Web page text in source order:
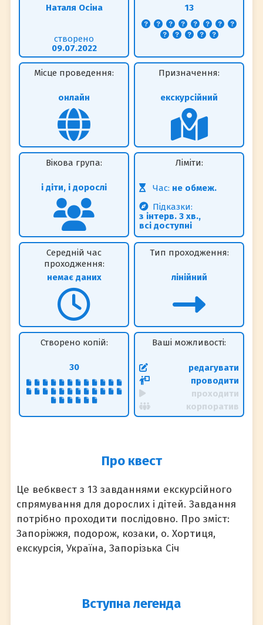
Наталя Осіна
створено
09.07.2022
13
Місце проведення:
онлайн
Призначення:
екскурсійний
Вікова група:
і діти, і дорослі
Ліміти:
Час: не обмеж.
Підказки:
з інтерв. 3 хв.,
всі доступні
Середній час
проходження:
немає даних
Тип проходження:
лінійний
Створено копій:
30
Ваші можливості:
редагувати
проводити
проходити
корпоратив
Про квест
Це вебквест з 13 завданнями екскурсійного
спрямування для дорослих і дітей. Завдання
потрібно проходити послідовно. Про зміст:
Запоріжжя, подорож, козаки, о. Хортиця,
екскурсія, Україна, Запорізька Січ
Вступна легенда